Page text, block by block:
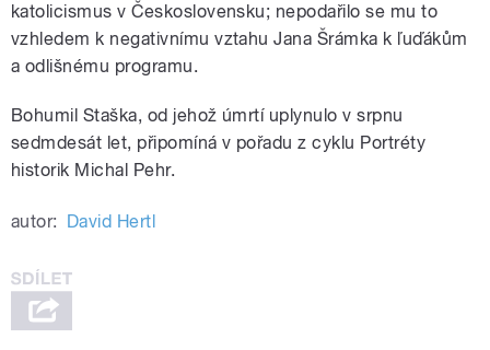
katolicismus v Československu; nepodařilo se mu to
vzhledem k negativnímu vztahu Jana Šrámka k ľuďákům
a odlišnému programu.
Bohumil Staška, od jehož úmrtí uplynulo v srpnu
sedmdesát let, připomíná v pořadu z cyklu Portréty
historik Michal Pehr.
autor: David Hertl